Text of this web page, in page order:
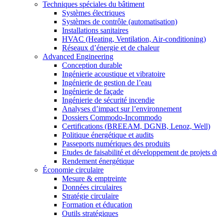
Techniques spéciales du bâtiment
Systèmes électriques
Systèmes de contrôle (automatisation)
Installations sanitaires
HVAC (Heating, Ventilation, Air-conditioning)
Réseaux d’énergie et de chaleur
Advanced Engineering
Conception durable
Ingénierie acoustique et vibratoire
Ingénierie de gestion de l’eau
Ingénierie de façade
Ingénierie de sécurité incendie
Analyses d’impact sur l’environnement
Dossiers Commodo-Incommodo
Certifications (BREEAM, DGNB, Lenoz, Well)
Politique énergétique et audits
Passeports numériques des produits
Etudes de faisabilité et développement de projets
Rendement énergétique
Économie circulaire
Mesure & emptreinte
Données circulaires
Stratégie circulaire
Formation et éducation
Outils stratégiques